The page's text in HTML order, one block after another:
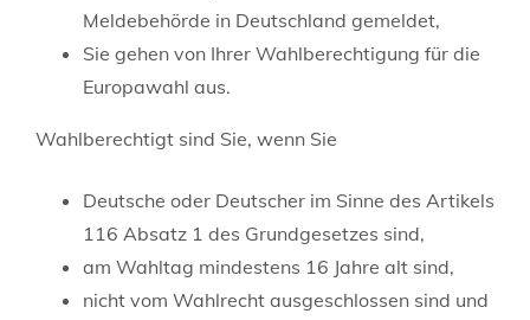
Meldebehörde in Deutschland gemeldet,
Sie gehen von Ihrer Wahlberechtigung für die
Europawahl aus.
Wahlberechtigt sind Sie, wenn Sie
Deutsche oder Deutscher im Sinne des Artikels
116 Absatz 1 des Grundgesetzes sind,
am Wahltag mindestens 16 Jahre alt sind,
nicht vom Wahlrecht ausgeschlossen sind und